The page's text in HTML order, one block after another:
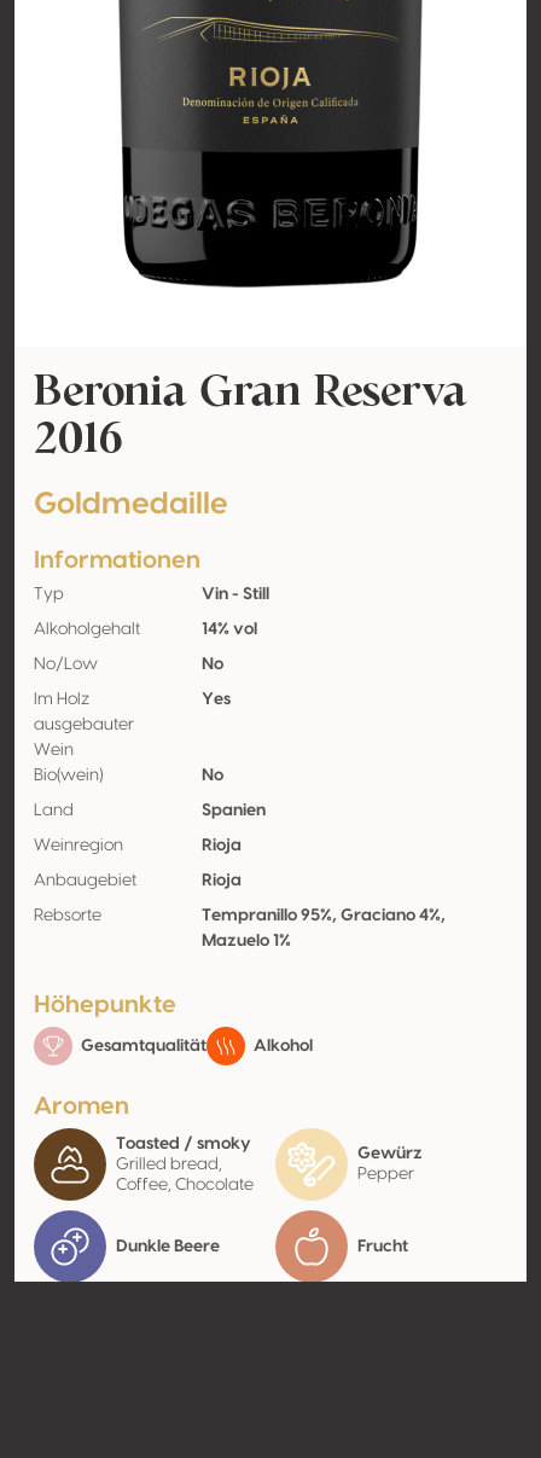
Beronia Gran Reserva
2016
Goldmedaille
Informationen
Typ Vin - Still
Alkoholgehalt 14% vol
No/Low No
Im Holz
ausgebauter
Wein
Yes
Bio(wein) No
Land Spanien
Weinregion Rioja
Anbaugebiet Rioja
Rebsorte
Tempranillo 95%, Graciano 4%,
Mazuelo 1%
Höhepunkte
Gesamtqualität Alkohol
Aromen
Toasted / smoky
Grilled bread,
Coffee, Chocolate
Gewürz
Pepper
Dunkle Beere Frucht